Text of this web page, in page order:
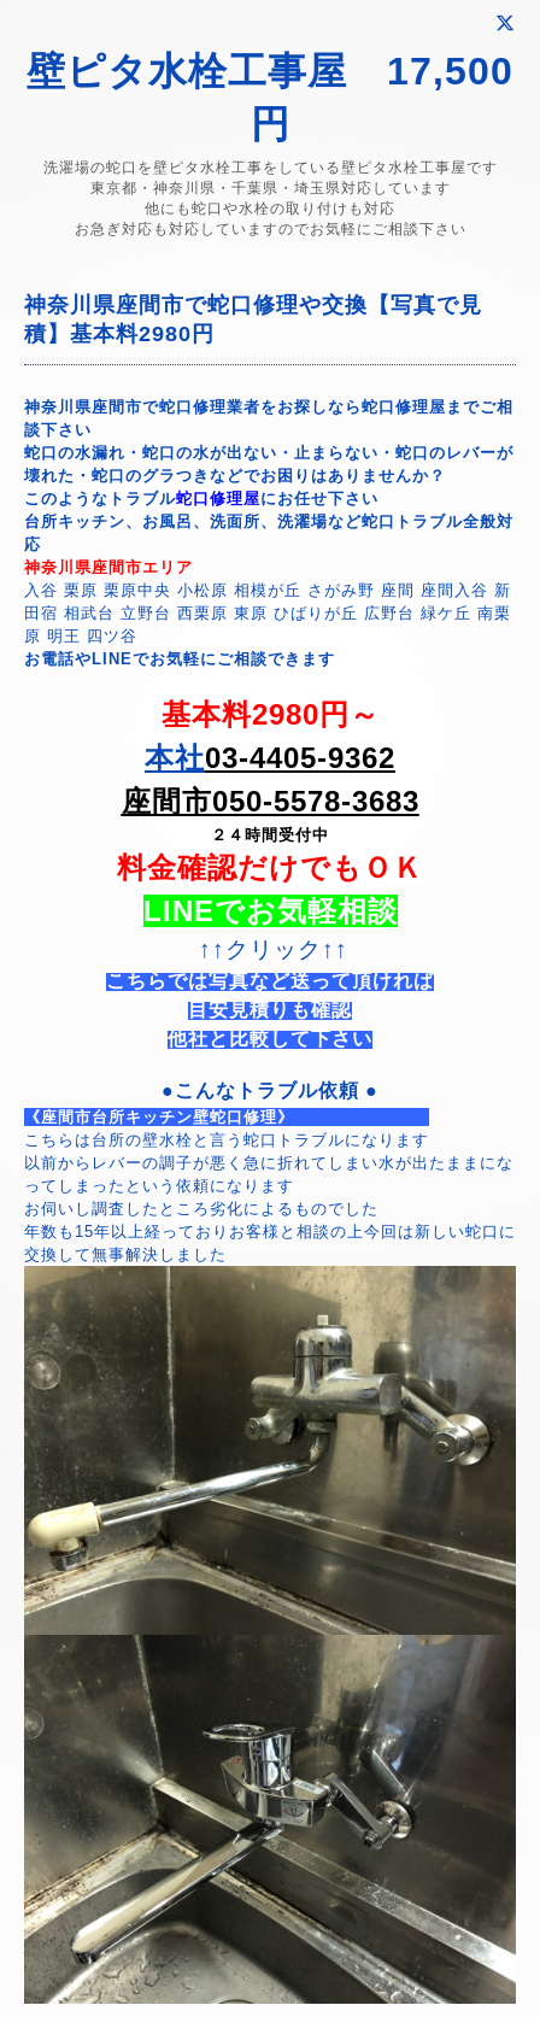
壁ピタ水栓工事屋 17,500
円
洗濯場の蛇口を壁ピタ水栓工事をしている壁ピタ水栓工事屋です
東京都・神奈川県・千葉県・埼玉県対応しています
他にも蛇口や水栓の取り付けも対応
お急ぎ対応も対応していますのでお気軽にご相談下さい
神奈川県座間市で蛇口修理や交換【写真で見
積】基本料2980円
神奈川県座間市で蛇口修理業者をお探しなら蛇口修理屋までご相
談下さい
蛇口の水漏れ・蛇口の水が出ない・止まらない・蛇口のレバーが
壊れた・蛇口のグラつきなどでお困りはありませんか？
このようなトラブル蛇口修理屋にお任せ下さい
台所キッチン、お風呂、洗面所、洗濯場など蛇口トラブル全般対
応
神奈川県座間市エリア
入谷 栗原 栗原中央 小松原 相模が丘 さがみ野 座間 座間入谷 新
田宿 相武台 立野台 西栗原 東原 ひばりが丘 広野台 緑ケ丘 南栗
原 明王 四ツ谷
お電話やLINEでお気軽にご相談できます
基本料2980円～
本社03-4405-9362
座間市050-5578-3683
２４時間受付中
料金確認だけでもＯＫ
LINEでお気軽相談
↑↑クリック↑↑
こちらでは写真など送って頂ければ
目安見積りも確認
他社と比較して下さい
●こんなトラブル依頼 ●
《座間市台所キッチン壁蛇口修理》
こちらは台所の壁水栓と言う蛇口トラブルになります
以前からレバーの調子が悪く急に折れてしまい水が出たままにな
ってしまったという依頼になります
お伺いし調査したところ劣化によるものでした
年数も15年以上経っておりお客様と相談の上今回は新しい蛇口に
交換して無事解決しました